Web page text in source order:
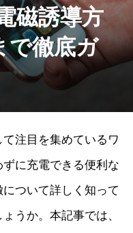
磁誘導方
で徹底ガ
注目を集めているワ
に充電できる便利な
ついて詳しく知って
うか。本記事では、